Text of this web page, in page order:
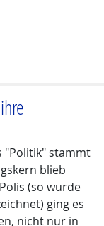
"Politik" stammt
blieb
(so wurde
ging es
nicht nur in